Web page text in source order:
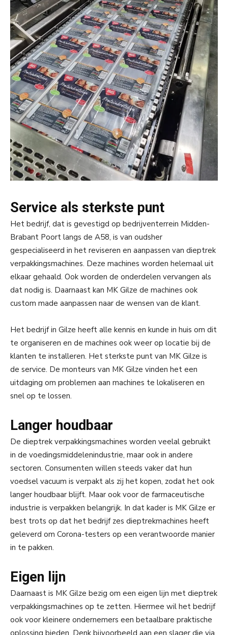
Service als sterkste punt
Het bedrijf, dat is gevestigd op bedrijventerrein Midden-
Brabant Poort langs de A58, is van oudsher
gespecialiseerd in het reviseren en aanpassen van dieptrek
verpakkingsmachines. Deze machines worden helemaal uit
elkaar gehaald. Ook worden de onderdelen vervangen als
dat nodig is. Daarnaast kan MK Gilze de machines ook
custom made aanpassen naar de wensen van de klant.
Het bedrijf in Gilze heeft alle kennis en kunde in huis om dit
te organiseren en de machines ook weer op locatie bij de
klanten te installeren. Het sterkste punt van MK Gilze is
de service. De monteurs van MK Gilze vinden het een
uitdaging om problemen aan machines te lokaliseren en
snel op te lossen.
Langer houdbaar
De dieptrek verpakkingsmachines worden veelal gebruikt
in de voedingsmiddelenindustrie, maar ook in andere
sectoren. Consumenten willen steeds vaker dat hun
voedsel vacuum is verpakt als zij het kopen, zodat het ook
langer houdbaar blijft. Maar ook voor de farmaceutische
industrie is verpakken belangrijk. In dat kader is MK Gilze er
best trots op dat het bedrijf zes dieptrekmachines heeft
geleverd om Corona-testers op een verantwoorde manier
in te pakken.
Eigen lijn
Daarnaast is MK Gilze bezig om een eigen lijn met dieptrek
verpakkingsmachines op te zetten. Hiermee wil het bedrijf
ook voor kleinere ondernemers een betaalbare praktische